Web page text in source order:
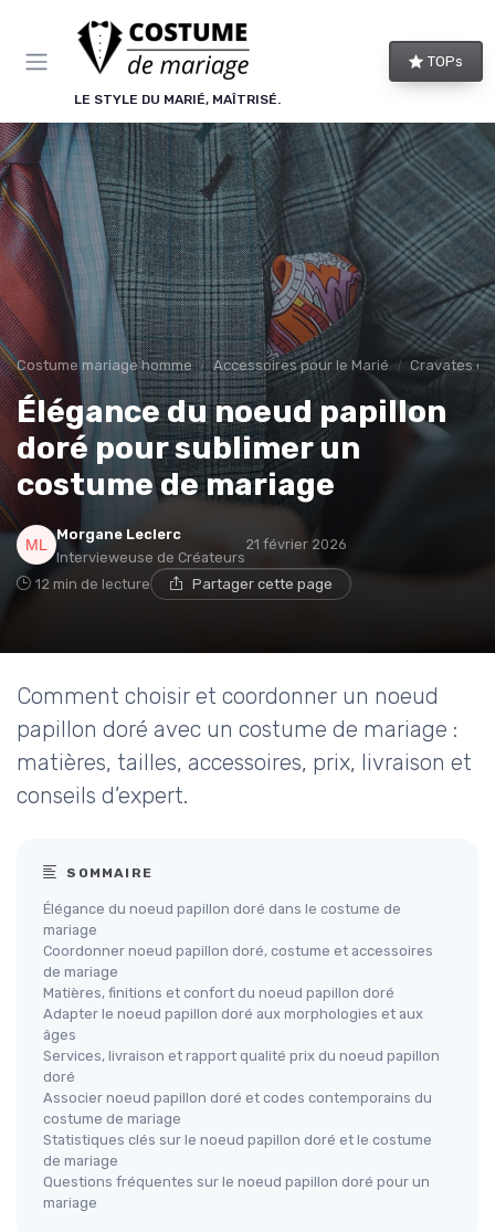
LE STYLE DU MARIÉ, MAÎTRISÉ.
TOPs
Costume mariage homme Accessoires pour le Marié Cravates
Élégance du noeud papillon
doré pour sublimer un
costume de mariage
Morgane Leclerc
Intervieweuse de Créateurs
21 février 2026
12 min de lecture Partager cette page
Comment choisir et coordonner un noeud
papillon doré avec un costume de mariage :
matières, tailles, accessoires, prix, livraison et
conseils d’expert.
SOMMAIRE
Élégance du noeud papillon doré dans le costume de
mariage
Coordonner noeud papillon doré, costume et accessoires
de mariage
Matières, finitions et confort du noeud papillon doré
Adapter le noeud papillon doré aux morphologies et aux
âges
Services, livraison et rapport qualité prix du noeud papillon
doré
Associer noeud papillon doré et codes contemporains du
costume de mariage
Statistiques clés sur le noeud papillon doré et le costume
de mariage
Questions fréquentes sur le noeud papillon doré pour un
mariage